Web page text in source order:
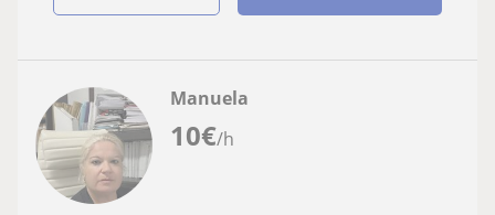
10€/h
Manuela